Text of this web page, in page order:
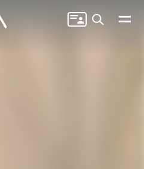
Zoeken